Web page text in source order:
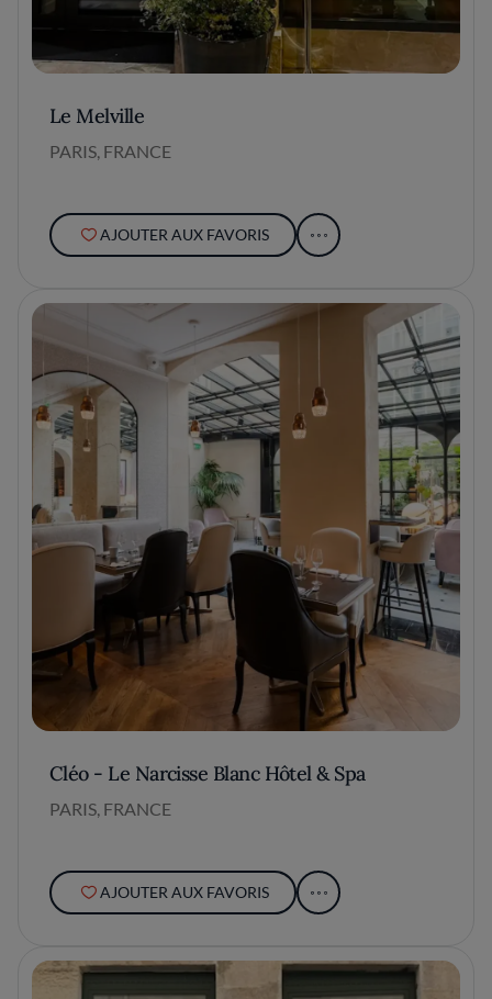
Le Melville
PARIS, FRANCE
AJOUTER AUX FAVORIS
Cléo - Le Narcisse Blanc Hôtel & Spa
PARIS, FRANCE
AJOUTER AUX FAVORIS